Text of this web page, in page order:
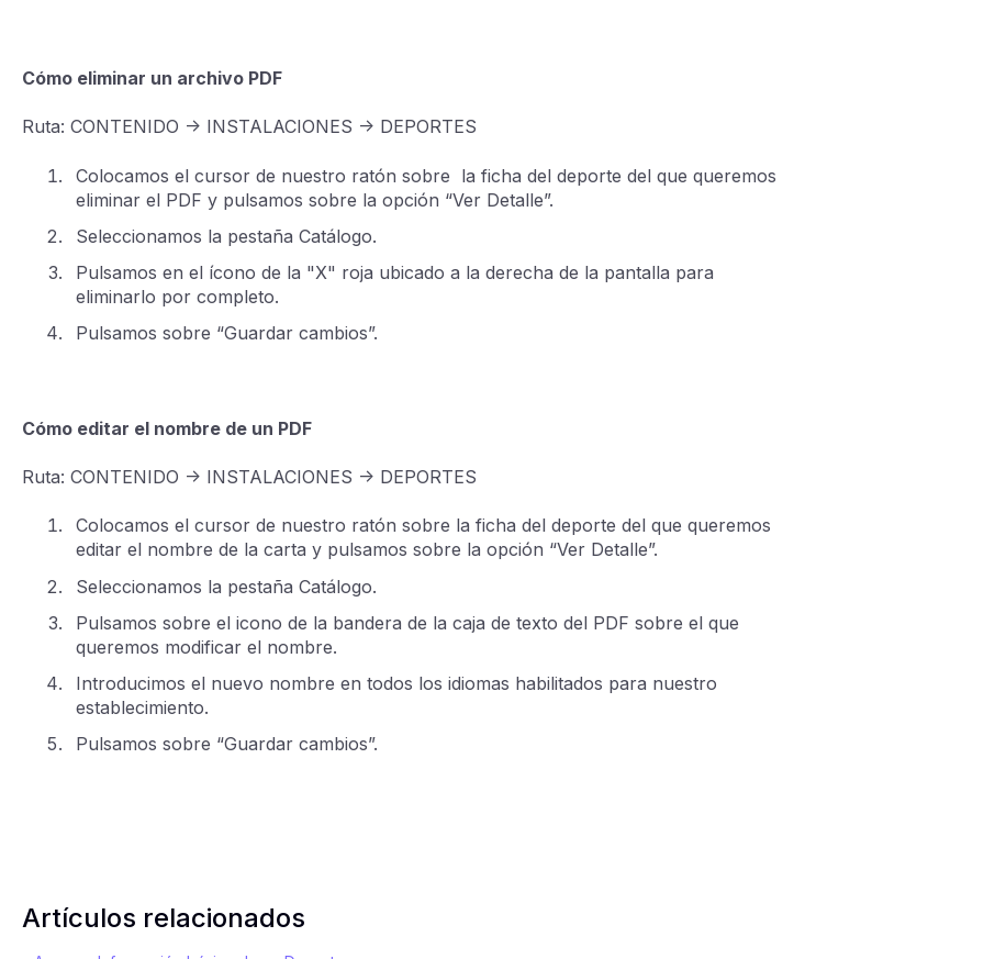
Cómo eliminar un archivo PDF
Ruta: CONTENIDO -> INSTALACIONES -> DEPORTES
Colocamos el cursor de nuestro ratón sobre la ficha del deporte del que queremos
eliminar el PDF y pulsamos sobre la opción “Ver Detalle”.
Seleccionamos la pestaña Catálogo.
Pulsamos en el ícono de la "X" roja ubicado a la derecha de la pantalla para
eliminarlo por completo.
Pulsamos sobre “Guardar cambios”.
Cómo editar el nombre de un PDF
Ruta: CONTENIDO -> INSTALACIONES -> DEPORTES
Colocamos el cursor de nuestro ratón sobre la ficha del deporte del que queremos
editar el nombre de la carta y pulsamos sobre la opción “Ver Detalle”.
Seleccionamos la pestaña Catálogo.
Pulsamos sobre el icono de la bandera de la caja de texto del PDF sobre el que
queremos modificar el nombre.
Introducimos el nuevo nombre en todos los idiomas habilitados para nuestro
establecimiento.
Pulsamos sobre “Guardar cambios”.
Artículos relacionados